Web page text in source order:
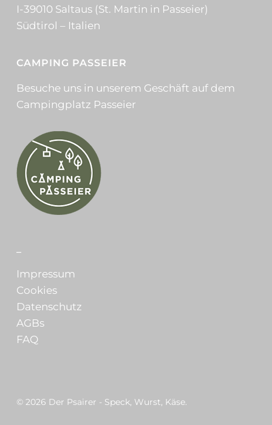
I-39010 Saltaus (St. Martin in Passeier)
Südtirol – Italien
CAMPING PASSEIER
Besuche uns in unserem Geschäft auf dem
Campingplatz Passeier
Impressum
Cookies
Datenschutz
AGBs
FAQ
© 2026 Der Psairer - Speck, Wurst, Käse.